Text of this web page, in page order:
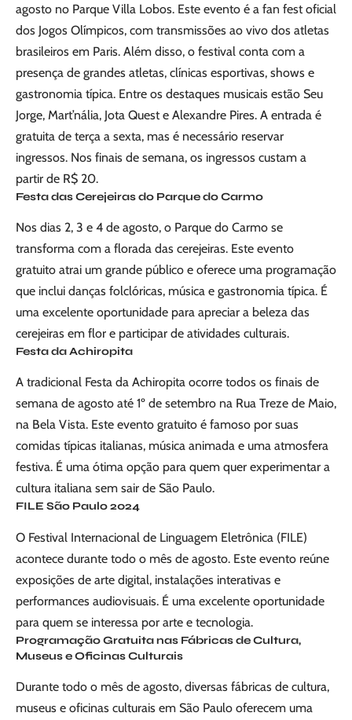
agosto no Parque Villa Lobos. Este evento é a fan fest oficial
dos Jogos Olímpicos, com transmissões ao vivo dos atletas
brasileiros em Paris. Além disso, o festival conta com a
presença de grandes atletas, clínicas esportivas, shows e
gastronomia típica. Entre os destaques musicais estão Seu
Jorge, Mart’nália, Jota Quest e Alexandre Pires. A entrada é
gratuita de terça a sexta, mas é necessário reservar
ingressos. Nos finais de semana, os ingressos custam a
partir de R$ 20.
Festa das Cerejeiras do Parque do Carmo
Nos dias 2, 3 e 4 de agosto, o Parque do Carmo se
transforma com a florada das cerejeiras. Este evento
gratuito atrai um grande público e oferece uma programação
que inclui danças folclóricas, música e gastronomia típica. É
uma excelente oportunidade para apreciar a beleza das
cerejeiras em flor e participar de atividades culturais.
Festa da Achiropita
A tradicional Festa da Achiropita ocorre todos os finais de
semana de agosto até 1º de setembro na Rua Treze de Maio,
na Bela Vista. Este evento gratuito é famoso por suas
comidas típicas italianas, música animada e uma atmosfera
festiva. É uma ótima opção para quem quer experimentar a
cultura italiana sem sair de São Paulo.
FILE São Paulo 2024
O Festival Internacional de Linguagem Eletrônica (FILE)
acontece durante todo o mês de agosto. Este evento reúne
exposições de arte digital, instalações interativas e
performances audiovisuais. É uma excelente oportunidade
para quem se interessa por arte e tecnologia.
Programação Gratuita nas Fábricas de Cultura,
Museus e Oficinas Culturais
Durante todo o mês de agosto, diversas fábricas de cultura,
museus e oficinas culturais em São Paulo oferecem uma